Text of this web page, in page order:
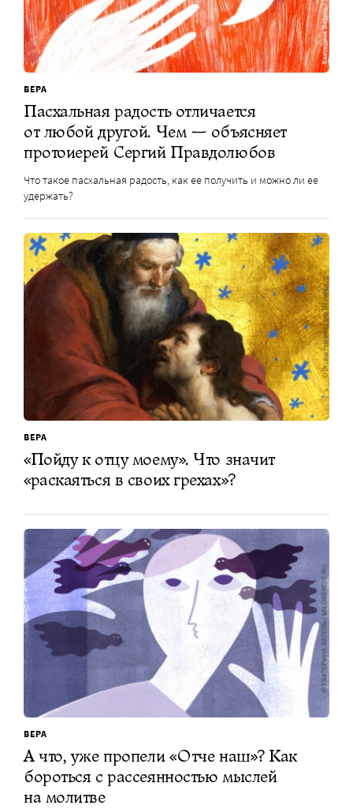
ВЕРА
Пасхальная радость отличается
от любой другой. Чем — объясняет
протоиерей Сергий Правдолюбов
Что такое пасхальная радость, как ее получить и можно ли ее
удержать?
ВЕРА
«Пойду к отцу моему». Что значит
«раскаяться в своих грехах»?
ВЕРА
А что, уже пропели «Отче наш»? Как
бороться с рассеянностью мыслей
на молитве